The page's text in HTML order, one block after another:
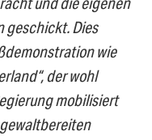
geschickt. Dies
wie
der wohl
mobilisiert